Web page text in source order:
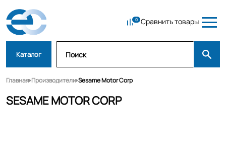
Сравнить товары
Каталог
Главная Производители Sesame Motor Corp
SESAME MOTOR CORP